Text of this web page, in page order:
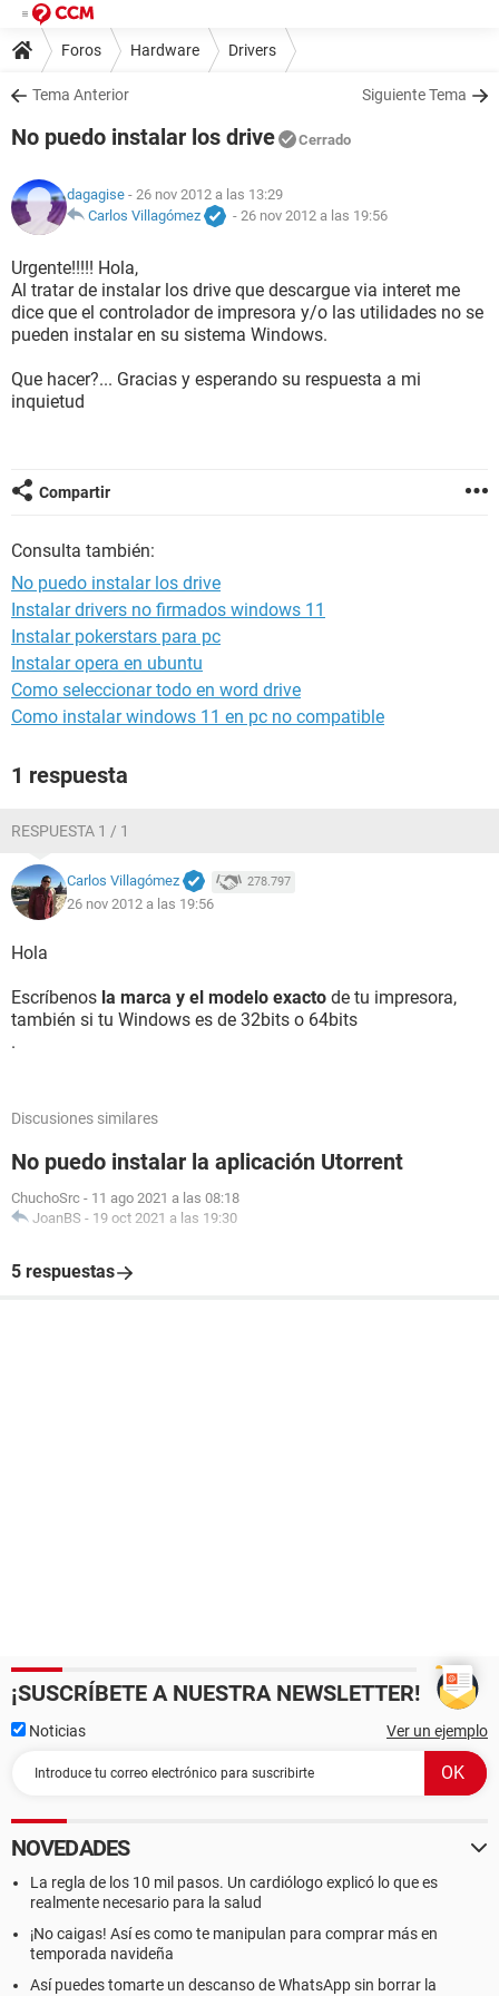
Foros Hardware Drivers
Tema Anterior Siguiente Tema
No puedo instalar los drive Cerrado
dagagise - 26 nov 2012 a las 13:29
Carlos Villagómez
- 26 nov 2012 a las 19:56
Urgente!!!!! Hola,
Al tratar de instalar los drive que descargue via interet me
dice que el controlador de impresora y/o las utilidades no se
pueden instalar en su sistema Windows.
Que hacer?... Gracias y esperando su respuesta a mi
inquietud
Compartir
Consulta también:
No puedo instalar los drive
Instalar drivers no firmados windows 11
Instalar pokerstars para pc
Instalar opera en ubuntu
Como seleccionar todo en word drive
Como instalar windows 11 en pc no compatible
1 respuesta
RESPUESTA 1 / 1
Carlos Villagómez 278.797
26 nov 2012 a las 19:56
Hola
Escríbenos la marca y el modelo exacto de tu impresora,
también si tu Windows es de 32bits o 64bits
.
Discusiones similares
No puedo instalar la aplicación Utorrent
ChuchoSrc - 11 ago 2021 a las 08:18
JoanBS - 19 oct 2021 a las 19:30
5 respuestas
¡SUSCRÍBETE A NUESTRA NEWSLETTER!
Noticias Ver un ejemplo
NOVEDADES
La regla de los 10 mil pasos. Un cardiólogo explicó lo que es
realmente necesario para la salud
¡No caigas! Así es como te manipulan para comprar más en
temporada navideña
Así puedes tomarte un descanso de WhatsApp sin borrar la